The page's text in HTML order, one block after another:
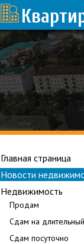
Главная страница
Новости
Недвижимость
Продам
Сдам на
Сдам посуточно